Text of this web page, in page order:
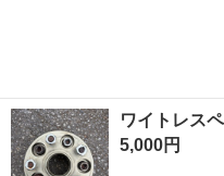
ワイトレス
5,000円